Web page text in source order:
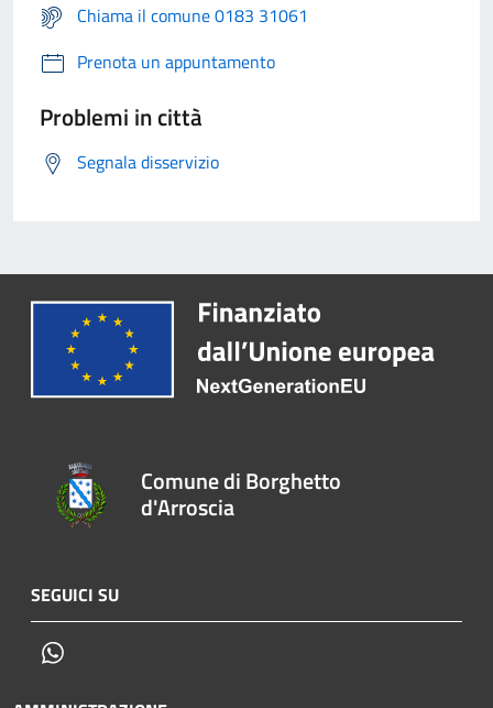
Chiama il comune 0183 31061
Prenota un appuntamento
Problemi in città
Segnala disservizio
Comune di Borghetto
d'Arroscia
SEGUICI SU